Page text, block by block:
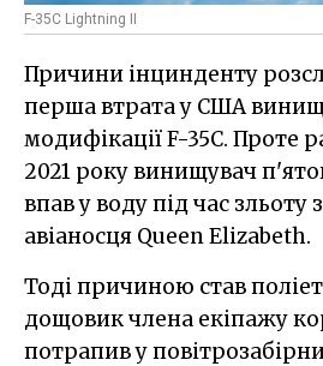
F-35C Lightning II
Причини інцинденту
перша втрата у США
модифікації F-35C. Проте
2021 року винищувач
впав у воду під час зльоту
авіаносця Queen Elizabeth.
Тоді причиною став
дощовик члена екіпажу
потрапив у